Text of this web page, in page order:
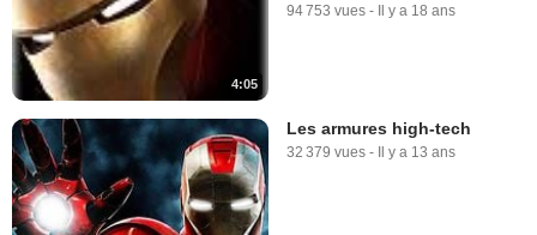
1:10
5 676 vues - Il y a 18 ans
4:05
94 753 vues - Il y a 18 ans
Les armures high-tech
32 379 vues - Il y a 13 ans